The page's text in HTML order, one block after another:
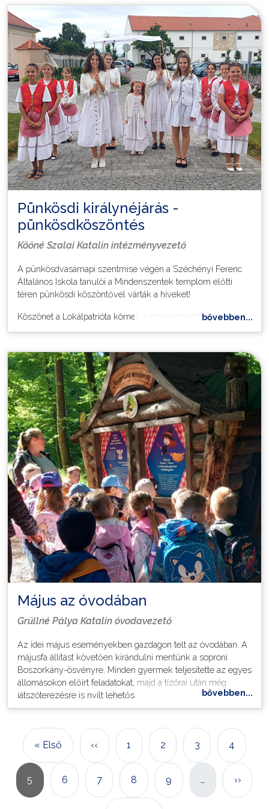
Tájékoztató
Pünkösdi királynéjárás -
pünkösdköszöntés
Köőné Szalai Katalin intézményvezető
A pünkösdvasárnapi szentmise végén a Széchényi Ferenc
Általános Iskola tanulói a Mindenszentek templom előtti
téren pünkösdi köszöntővel várták a híveket!
Köszönet a Lokálpatrióta körnek a szervezésért,
További képek ide kattintva tekinthetők meg.
bővebben...
Május az óvodában
Grüllné Pálya Katalin óvodavezető
Az idei május eseményekben gazdagon telt az óvodában. A
májusfa állítást követően kirándulni mentünk a soproni
Boszorkány-ösvényre. Minden gyermek teljesítette az egyes
állomásokon előírt feladatokat, majd a tízórai után még
játszóterezésre is nyílt lehetőség.
kutyusaival Szemerei László bűvész. Az idén is örülhettünk
műsorának.
A Camerata Artissima zenekar is ellátogatott hozzánk
csodálatos hangszerjátékkal örvendeztettek meg minket.
A május hónapot gyermeknapi ugrálóvárral zártuk.
bővebben...
Oldalszámozás
Első oldal
« Első Előző oldal
‹‹ Oldal
1 Oldal
2 Oldal
3 Oldal
4
Oldal
5 Oldal
6 Oldal
7 Oldal
8 Oldal
9 … ››